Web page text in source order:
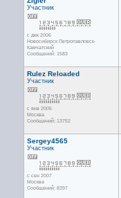
Участник
с дек 2006
Новосибирск Петропавловск-
Камчатский
Сообщений: 1583
Rulez Reloaded
Участник
с янв 2005
Москва
Сообщений: 13752
Sergey4565
Участник
с сен 2007
Москва
Сообщений: 8397